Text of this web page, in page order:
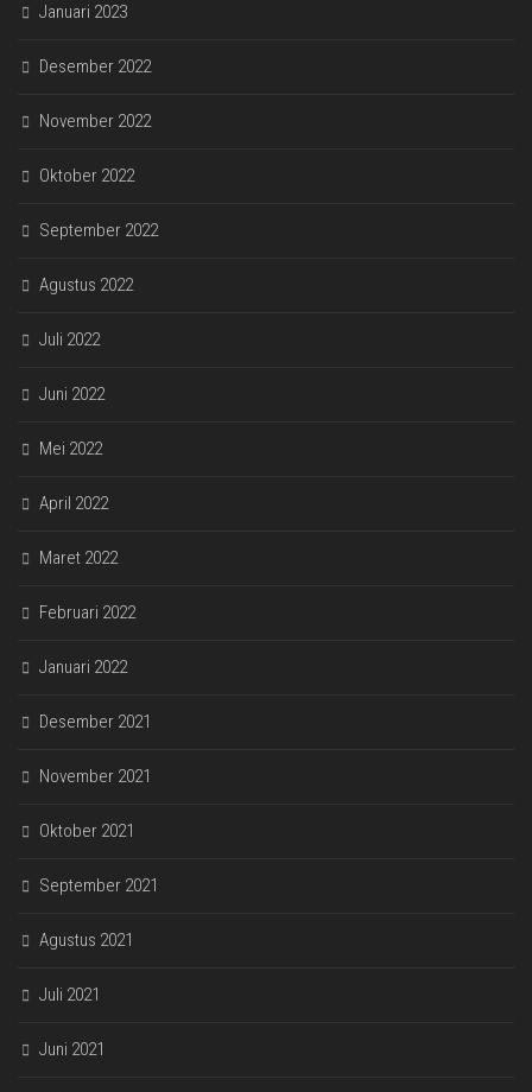
Januari 2023
Desember 2022
November 2022
Oktober 2022
September 2022
Agustus 2022
Juli 2022
Juni 2022
Mei 2022
April 2022
Maret 2022
Februari 2022
Januari 2022
Desember 2021
November 2021
Oktober 2021
September 2021
Agustus 2021
Juli 2021
Juni 2021